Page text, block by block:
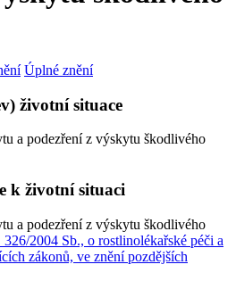
Úplné znění
životní situace
a podezření z výskytu škodlivého
k životní situaci
a podezření z výskytu škodlivého
326/2004 Sb., o rostlinolékařské péči a
zákonů, ve znění pozdějších